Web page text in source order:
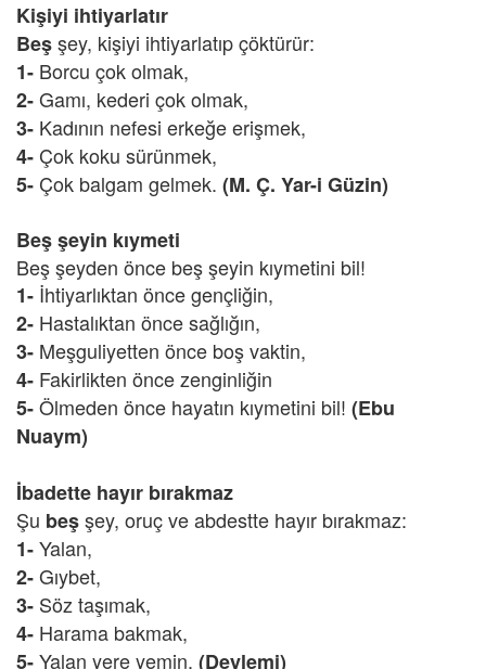
Kişiyi ihtiyarlatır
Beşşey, kişiyi ihtiyarlatıp çöktürür:
1- Borcu çok olmak,
2-Gamı, kederi çok olmak,
3- Kadının nefesi erkeğe erişmek,
4- Çok koku sürünmek,
5- Çok balgam gelmek. (M. Ç. Yar-i Güzin)
Beş şeyin kıymeti
Beş şeyden önce beş şeyin kıymetini bil!
1- İhtiyarlıktan önce gençliğin,
2- Hastalıktan önce sağlığın,
3- Meşguliyetten önce boş vaktin,
4- Fakirlikten önce zenginliğin
5-Ölmeden önce hayatın kıymetini bil! (Ebu
Nuaym)
İbadette hayır bırakmaz
Şu beşşey, oruç ve abdestte hayır bırakmaz:
1-Yalan,
2-Gıybet,
3- Söz taşımak,
4- Harama bakmak,
5-Yalan yere yemin. (Deylemi)